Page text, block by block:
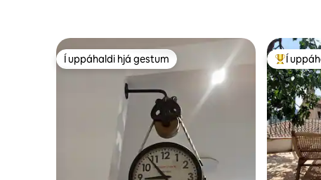
Í uppáhaldi hjá gestum
Í uppáhaldi hjá gestum Í mestu
Í